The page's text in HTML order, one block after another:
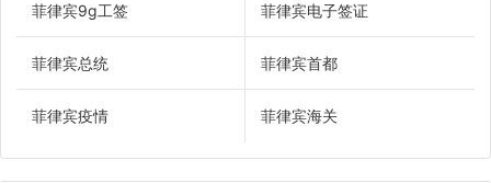
菲律宾9g工签 菲律宾电子签证
菲律宾总统 菲律宾首都
菲律宾疫情 菲律宾海关